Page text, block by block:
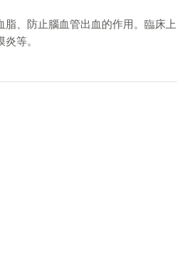
、防止腦血管出血的作用。臨床上
等。